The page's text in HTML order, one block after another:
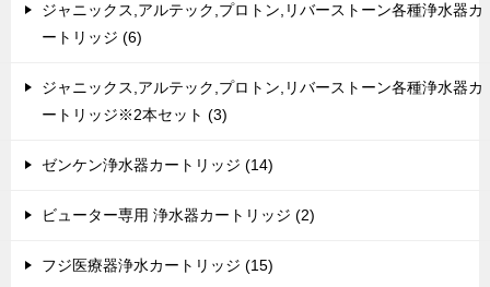
ジャニックス,アルテック,プロトン,リバーストーン各種浄水器カ
ートリッジ (6)
ジャニックス,アルテック,プロトン,リバーストーン各種浄水器カ
ートリッジ※2本セット (3)
ゼンケン浄水器カートリッジ (14)
ビューター専用 浄水器カートリッジ (2)
フジ医療器浄水カートリッジ (15)